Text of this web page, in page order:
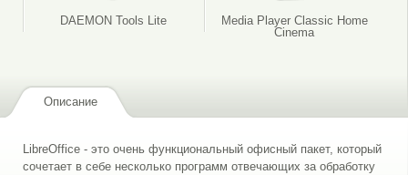
DAEMON Tools Lite
Media Player Classic Home
Cinema
Описание
LibreOffice - это очень функциональный офисный пакет, который
сочетает в себе несколько программ отвечающих за обработку